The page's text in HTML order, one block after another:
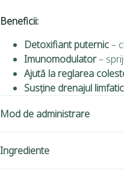
Beneficii:
Detoxifiant puternic–
Imunomodulator–
Ajută la reglarea
Susține drenajul
Mod de administrare
Ingrediente